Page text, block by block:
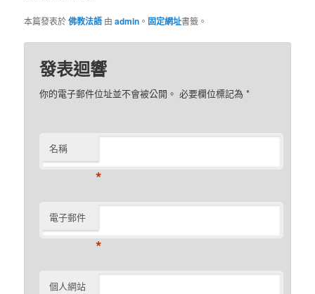
本篇發表於佛教法語 由admin 。 固定網址書籤。
發表迴響
你的電子郵件位址並不會被公開。 必要欄位標記為*
名稱
*
電子郵件
*
個人網站